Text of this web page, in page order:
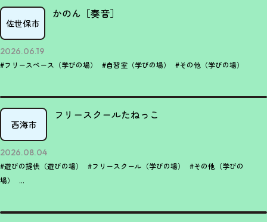
佐世保市
かのん［奏音］
2026.06.19
#フリースペース（学びの場） #自習室（学びの場） #その他（学びの場）
西海市
フリースクールたねっこ
2026.08.04
#遊びの提供（遊びの場） #フリースクール（学びの場）
#その他（学びの
場）
...